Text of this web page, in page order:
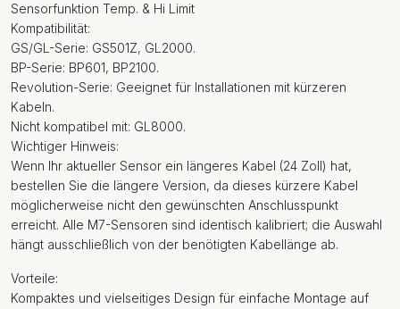
Sensorfunktion Temp. & Hi Limit
Kompatibilität:
GS/GL-Serie: GS501Z, GL2000.
BP-Serie: BP601, BP2100.
Revolution-Serie: Geeignet für Installationen mit kürzeren
Kabeln.
Nicht kompatibel mit: GL8000.
Wichtiger Hinweis:
Wenn Ihr aktueller Sensor ein längeres Kabel (24 Zoll) hat,
bestellen Sie die längere Version, da dieses kürzere Kabel
möglicherweise nicht den gewünschten Anschlusspunkt
erreicht. Alle M7-Sensoren sind identisch kalibriert; die Auswahl
hängt ausschließlich von der benötigten Kabellänge ab.
Vorteile:
Kompaktes und vielseitiges Design für einfache Montage auf